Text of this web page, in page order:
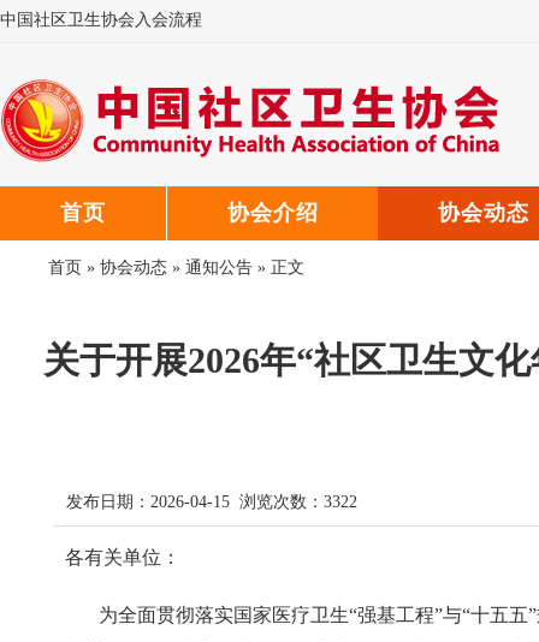
中国社区卫生协会入会流程
首页 协会介绍 协会动态
首页 » 协会动态 » 通知公告 » 正文
关于开展2026年“社区卫生文
发布日期：2026-04-15 浏览次数： 3322
各有关单位：
为全面贯彻落实国家医疗卫生“强基工程”与“十五